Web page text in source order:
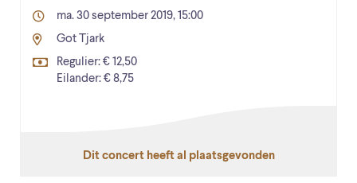
ma. 30 september 2019, 15:00
Got Tjark
Regulier: € 12,50
Eilander: € 8,75
Dit concert heeft al plaatsgevonden